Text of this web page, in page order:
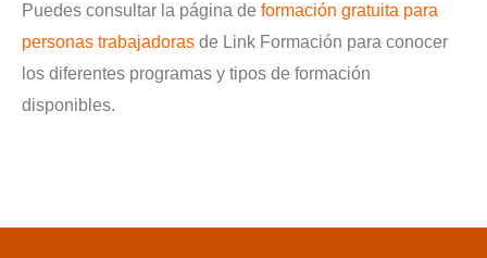
Puedes consultar la página de formación gratuita para
personas trabajadoras de Link Formación para conocer
los diferentes programas y tipos de formación
disponibles.